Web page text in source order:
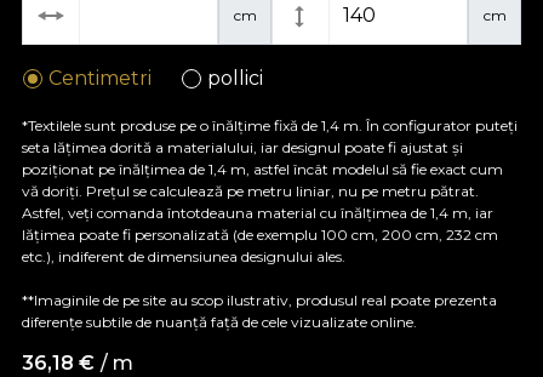
cm cm
Centimetri pollici
*Textilele sunt produse pe o înălțime fixă de 1,4 m. În configurator puteți
seta lățimea dorită a materialului, iar designul poate fi ajustat și
poziționat pe înălțimea de 1,4 m, astfel încât modelul să fie exact cum
vă doriți. Prețul se calculează pe metru liniar, nu pe metru pătrat.
Astfel, veți comanda întotdeauna material cu înălțimea de 1,4 m, iar
lățimea poate fi personalizată (de exemplu 100 cm, 200 cm, 232 cm
etc.), indiferent de dimensiunea designului ales.
**Imaginile de pe site au scop ilustrativ, produsul real poate prezenta
diferențe subtile de nuanță față de cele vizualizate online.
36,18 € / m